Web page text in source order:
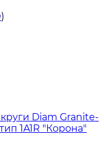
)
Diam Granite-
1A1R "Корона"